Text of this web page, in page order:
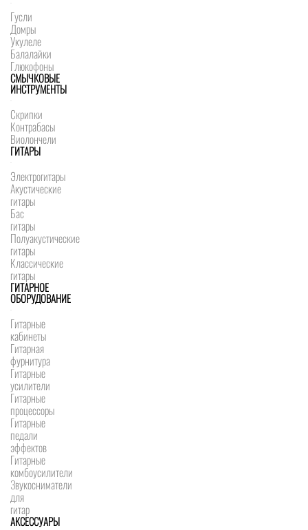
Гусли
Домры
Укулеле
Балалайки
Глюкофоны
СМЫЧКОВЫЕ
ИНСТРУМЕНТЫ
Скрипки
Контрабасы
Виолончели
ГИТАРЫ
Электрогитары
Акустические
гитары
Бас
гитары
Полуакустические
гитары
Классические
гитары
ГИТАРНОЕ
ОБОРУДОВАНИЕ
Гитарные
кабинеты
Гитарная
фурнитура
Гитарные
усилители
Гитарные
процессоры
Гитарные
педали
эффектов
Гитарные
комбоусилители
Звукосниматели
для
гитар
АКСЕССУАРЫ